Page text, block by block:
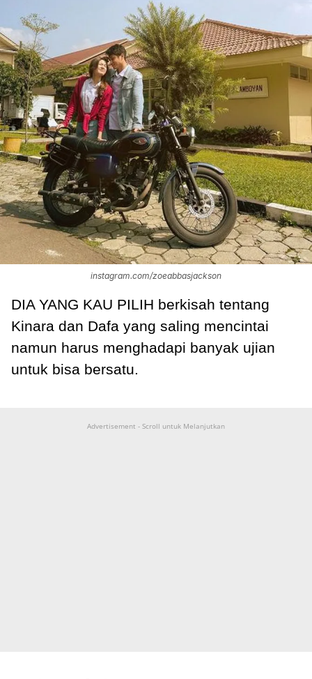
instagram.com/zoeabbasjackson
DIA YANG KAU PILIH berkisah tentang
Kinara dan Dafa yang saling mencintai
namun harus menghadapi banyak ujian
untuk bisa bersatu.
Advertisement - Scroll untuk Melanjutkan